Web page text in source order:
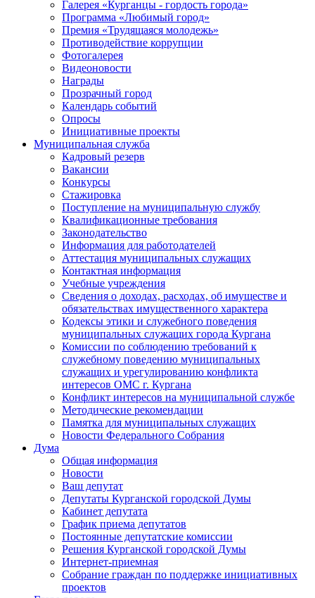
Галерея «Курганцы - гордость города»
Программа «Любимый город»
Премия «Трудящаяся молодежь»
Противодействие коррупции
Фотогалерея
Видеоновости
Награды
Прозрачный город
Календарь событий
Опросы
Инициативные проекты
Муниципальная служба
Кадровый резерв
Вакансии
Конкурсы
Стажировка
Поступление на муниципальную службу
Квалификационные требования
Законодательство
Информация для работодателей
Аттестация муниципальных служащих
Контактная информация
Учебные учреждения
Сведения о доходах, расходах, об имуществе и
обязательствах имущественного характера
Кодексы этики и служебного поведения
муниципальных служащих города Кургана
Комиссии по соблюдению требований к
служебному поведению муниципальных
служащих и урегулированию конфликта
интересов ОМС г. Кургана
Конфликт интересов на муниципальной службе
Методические рекомендации
Памятка для муниципальных служащих
Новости Федерального Cобрания
Дума
Общая информация
Новости
Ваш депутат
Депутаты Курганской городской Думы
Кабинет депутата
График приема депутатов
Постоянные депутатские комиссии
Решения Курганской городской Думы
Интернет-приемная
Собрание граждан по поддержке инициативных
проектов